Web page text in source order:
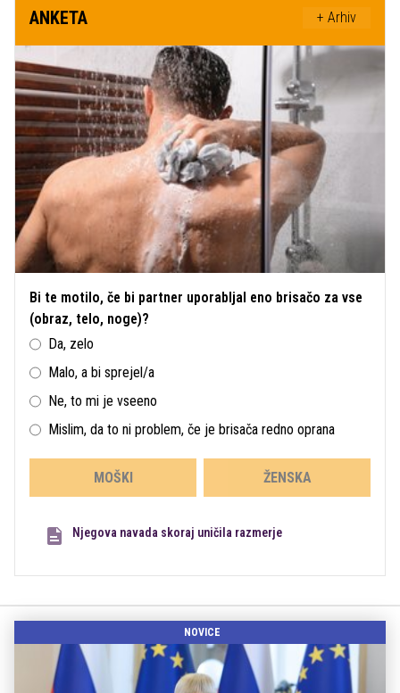
ANKETA + Arhiv
Bi te motilo, če bi partner uporabljal eno brisačo za vse
(obraz, telo, noge)?
Da, zelo
Malo, a bi sprejel/a
Ne, to mi je vseeno
Mislim, da to ni problem, če je brisača redno oprana
MOŠKI ŽENSKA
Njegova navada skoraj uničila razmerje
NOVICE